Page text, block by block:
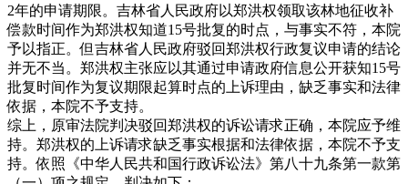
2年的申请期限。吉林省人民政府以郑洪权领取该林地征收补
偿款时间作为郑洪权知道15号批复的时点，与事实不符，本院
予以指正。但吉林省人民政府驳回郑洪权行政复议申请的结论
并无不当。郑洪权主张应以其通过申请政府信息公开获知15号
批复时间作为复议期限起算时点的上诉理由，缺乏事实和法律
依据，本院不予支持。
综上，原审法院判决驳回郑洪权的诉讼请求正确，本院应予维
持。郑洪权的上诉请求缺乏事实根据和法律依据，本院不予支
持。依照《中华人民共和国行政诉讼法》第八十九条第一款第